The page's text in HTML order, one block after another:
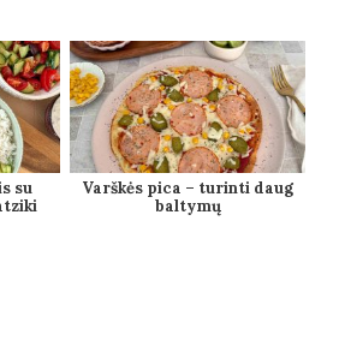
su
Varškės pica – turinti daug
baltymų